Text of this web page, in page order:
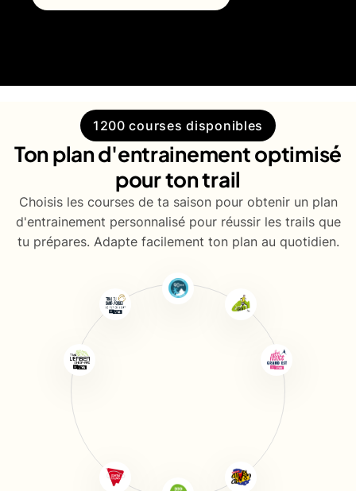
1200 courses disponibles
Ton plan d'entrainement optimisé
pour ton trail
Choisis les courses de ta saison pour obtenir un plan
d'entrainement personnalisé pour réussir les trails que
tu prépares. Adapte facilement ton plan au quotidien.